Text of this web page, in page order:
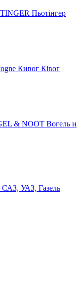
Пьотінгер
Кивог Ківог
& NOOT Вогель и
САЗ, УАЗ, Газель